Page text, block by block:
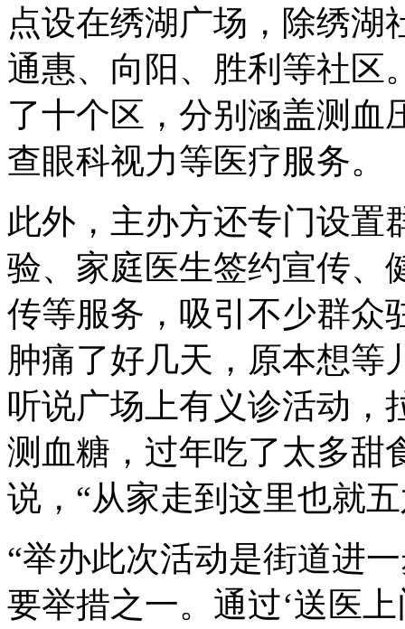
点设在绣湖广场，除绣湖
通惠、向阳、胜利等社区
了十个区，分别涵盖测血
查眼科视力等医疗服务。
此外，主办方还专门设置
验、家庭医生签约宣传、
传等服务，吸引不少群众
肿痛了好几天，原本想等
听说广场上有义诊活动，
测血糖，过年吃了太多甜
说，“从家走到这里也就
“举办此次活动是街道进
要举措之一。通过‘送医